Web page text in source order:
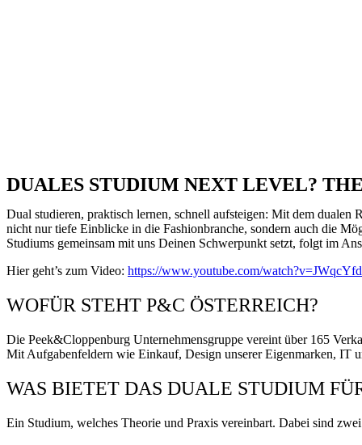
DUALES STUDIUM NEXT LEVEL?
Dual studieren, praktisch lernen, schnell aufsteigen: Mit dem
nicht nur tiefe Einblicke in die Fashionbranche, sondern auch die
Studiums gemeinsam mit uns Deinen Schwerpunkt setzt, folgt im
Hier geht’s zum Video: https://www.youtube.com/
WOFÜR STEHT P&C ÖSTERREICH?
Die Peek&Cloppenburg Unternehmensgruppe vereint über 165
Mit Aufgabenfeldern wie Einkauf, Design unserer Eigenmarken, IT
WAS BIETET DAS DUALE STUDIUM
Ein Studium, welches Theorie und Praxis vereinbart. Dabei sind